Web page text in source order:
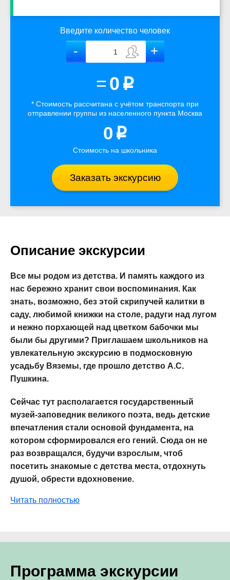
Введите количество человек
=0 p
* Стоимость рассчитана с учётом транспорта при
отправлении группы из населенного пункта Москва
0 p
Стоимость на школьника
Заказать экскурсию
Описание экскурсии
Все мы родом из детства. И память каждого из
нас бережно хранит свои воспоминания. Как
знать, возможно, без этой скрипучей калитки в
саду, любимой книжки на столе, радуги над лугом
и нежно порхающей над цветком бабочки мы
были бы другими? Приглашаем школьников на
увлекательную экскурсию в подмосковную
усадьбу Вяземы, где прошло детство А.С.
Пушкина.
Сейчас тут располагается государственный
музей-заповедник великого поэта, ведь детские
впечатления стали основой фундамента, на
котором сформировался его гений. Сюда он не
раз возвращался, будучи взрослым, чтоб
посетить знакомые с детства места, отдохнуть
душой, обрести вдохновение.
Читать полностью
Программа экскурсии